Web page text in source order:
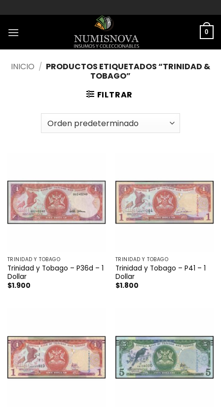
al
contenido
0
INICIO / PRODUCTOS ETIQUETADOS “TRINIDAD &
TOBAGO”
FILTRAR
TRINIDAD Y TOBAGO
Trinidad y Tobago – P36d – 1
Dollar
$1.900
TRINIDAD Y TOBAGO
Trinidad y Tobago – P41 – 1
Dollar
$1.800